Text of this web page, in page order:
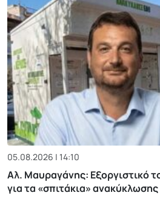
05.08.2026 | 14:10
Αλ. Μαυραγάνης: Εξοργιστικό
για τα «σπιτάκια» ανακύκλωσης